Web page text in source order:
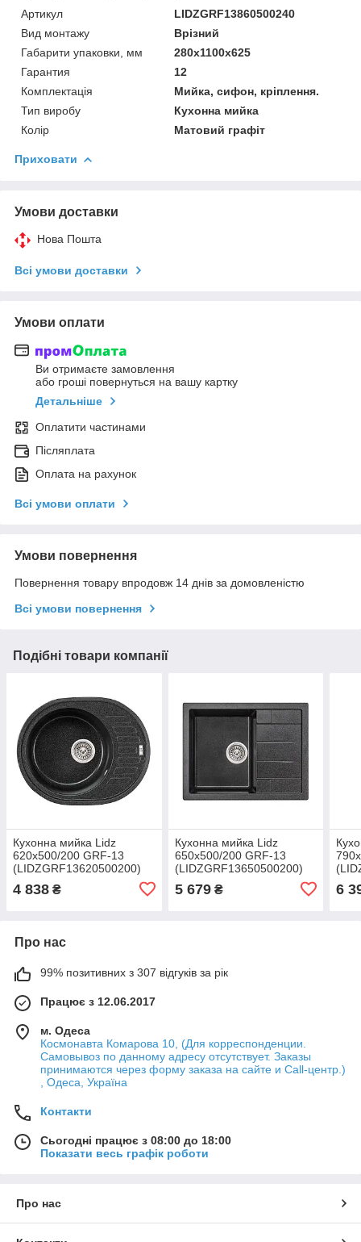
Артикул
LIDZGRF13860500240
Вид монтажу
Врізний
Габарити упаковки, мм
280х1100х625
Гарантия
12
Комплектація
Мийка, сифон, кріплення.
Тип виробу
Кухонна мийка
Колір
Матовий графіт
Приховати
Умови доставки
Нова Пошта
Всі умови доставки
Умови оплати
Ви отримаєте замовлення
або гроші повернуться на вашу картку
Детальніше
Оплатити частинами
Післяплата
Оплата на рахунок
Всі умови оплати
Умови повернення
Повернення товару впродовж 14 днів за домовленістю
Всі умови повернення
Подібні товари компанії
Кухонна мийка Lidz
620x500/200 GRF-13
(LIDZGRF13620500200)
4 838 ₴
Кухонна мийка Lidz
650x500/200 GRF-13
(LIDZGRF13650500200)
5 679₴ 6
Про нас
99% позитивних з 307 відгуків за рік
Працює з 12.06.2017
м. Одеса
Космонавта Комарова 10, (Для корреспонденции.
Самовывоз по данному адресу отсутствует. Заказы
принимаются через форму заказа на сайте и Call-центр.)
, Одеса, Україна
Контакти
Сьогодні працює з 08:00 до 18:00
Показати весь графік роботи
Про нас